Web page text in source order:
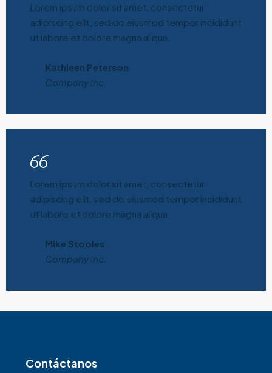
Lorem ipsum dolor sit amet, consectetur
adipiscing elit, sed do eiusmod tempor incididunt
ut labore et dolore magna aliqua.
Kathleen Peterson
Company Inc.
Lorem ipsum dolor sit amet, consectetur
adipiscing elit, sed do eiusmod tempor incididunt
ut labore et dolore magna aliqua.
Mike Stooles
Company Inc.
Contáctanos